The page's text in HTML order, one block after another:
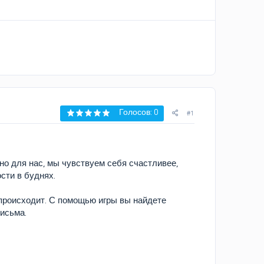
Голосов: 0 #1
для нас, мы чувствуем себя счастливее,
в буднях.
С помощью игры вы найдете